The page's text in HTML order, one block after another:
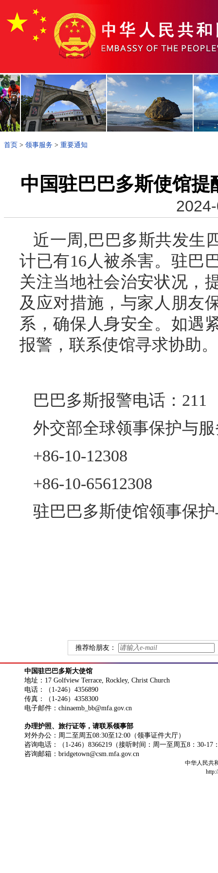
首页 > 领事服务 > 重要通知
中国驻巴巴多斯使馆
近一周,巴巴多斯共发生
计已有16人被杀害。驻巴
关注当地社会治安状况，
及应对措施，与家人朋友
系，确保人身安全。如遇
报警，联系使馆寻求协助。
巴巴多斯报警电话：211
外交部全球领事保护与
+86-10-12308
+86-10-65612308
驻巴巴多斯使馆领事保护
推荐给朋友：
中国驻巴巴多斯大使馆
地址：17 Golfview Terrace, Rockley, Christ Church
电话：（1-246）4356890
传真：（1-246）4358300
电子邮件：chinaemb_bb@mfa.gov.cn
办理护照、旅行证等，请联系领事部
对外办公：周二至周五08:30至12:00（领事证件大厅）
咨询电话：（1-246）8366219（接听时间：周一至周五8：30-17
咨询邮箱：bridgetown@csm.mfa.gov.cn
中华人民共